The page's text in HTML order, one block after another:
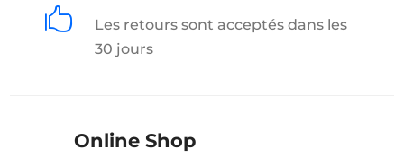

Les retours sont acceptés dans les
30 jours
Online Shop